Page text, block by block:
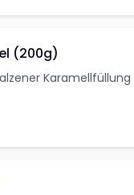
(200g)
Karamellfüllung